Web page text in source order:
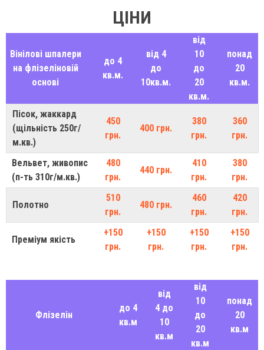
ЦІНИ
Вінілові шпалери
на флізеліновій
основі
до 4
кв.м.
від 4
до
10кв.м.
від
10
до
20
кв.м.
понад
20
кв.м.
Пісок, жаккард
(щільність 250г/
м.кв.)
450
грн.
400 грн.
380
грн.
360
грн.
Вельвет, живопис
(п-ть 310г/м.кв.)
480
грн.
440 грн.
410
грн.
380
грн.
Полотно
510
грн.
480 грн.
460
грн.
420
грн.
Преміум якість
+150
грн.
+150
грн.
+150
грн.
+150
грн.
Флізелін
до 4
кв.м
від
4 до
10
кв.м
від
10
до
20
кв.м
понад
20
кв.м